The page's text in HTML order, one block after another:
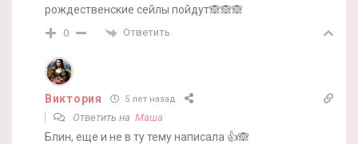
рождественские сейлы пойдут🙈🙈🙈
0 Ответить
Виктория 5 лет назад
Ответить на Маша
Блин, еще и не в ту тему написала 👍🙈